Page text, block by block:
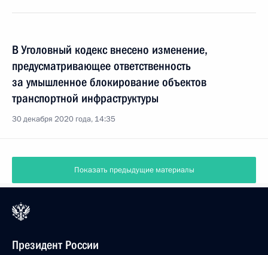
В Уголовный кодекс внесено изменение,
предусматривающее ответственность
за умышленное блокирование объектов
транспортной инфраструктуры
30 декабря 2020 года, 14:35
Показать предыдущие материалы
Президент России